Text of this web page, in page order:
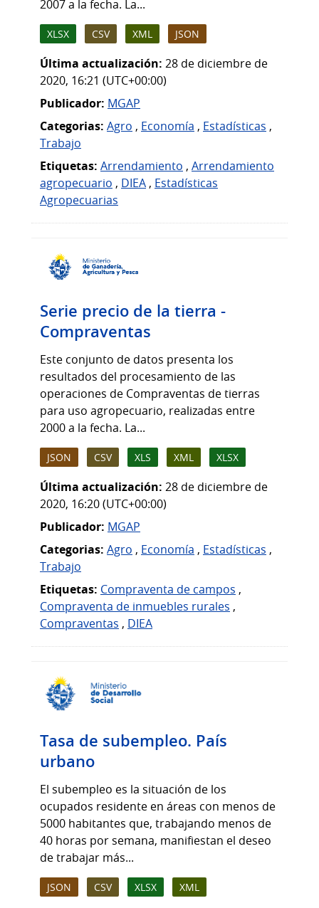
2007 a la fecha. La...
XLSX CSV XML JSON
Última actualización: 28 de diciembre de
2020, 16:21 (UTC+00:00)
Publicador: MGAP
Categorias: Agro , Economía , Estadísticas ,
Trabajo
Etiquetas: Arrendamiento , Arrendamiento
agropecuario , DIEA , Estadísticas
Agropecuarias
Serie precio de la tierra -
Compraventas
Este conjunto de datos presenta los
resultados del procesamiento de las
operaciones de Compraventas de tierras
para uso agropecuario, realizadas entre
2000 a la fecha. La...
JSON CSV XLS XML XLSX
Última actualización: 28 de diciembre de
2020, 16:20 (UTC+00:00)
Publicador: MGAP
Categorias: Agro , Economía , Estadísticas ,
Trabajo
Etiquetas: Compraventa de campos ,
Compraventa de inmuebles rurales ,
Compraventas , DIEA
Tasa de subempleo. País
urbano
El subempleo es la situación de los
ocupados residente en áreas con menos de
5000 habitantes que, trabajando menos de
40 horas por semana, manifiestan el deseo
de trabajar más...
JSON CSV XLSX XML